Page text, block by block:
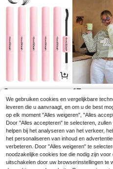
3 17
We gebruiken cookies en vergelijkbare
leveren die u aanvraagt, en om u de best
op elk moment "Alles weigeren", "Alles
Door "Alles accepteren" te selecteren,
helpen bij het analyseren van het verkeer,
het personaliseren van inhoud en
verbeteren. Door "Alles weigeren" te
noodzakelijke cookies toe die nodig zijn
uitschakelen door uw browserinstellingen te